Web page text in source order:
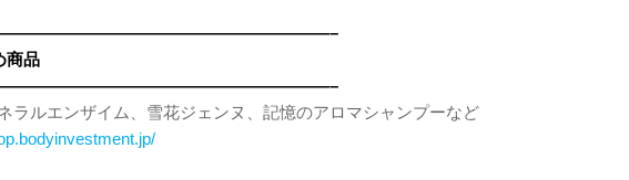
商品
ラルエンザイム、雪花ジェンヌ、記憶のアロマシャンプーなど